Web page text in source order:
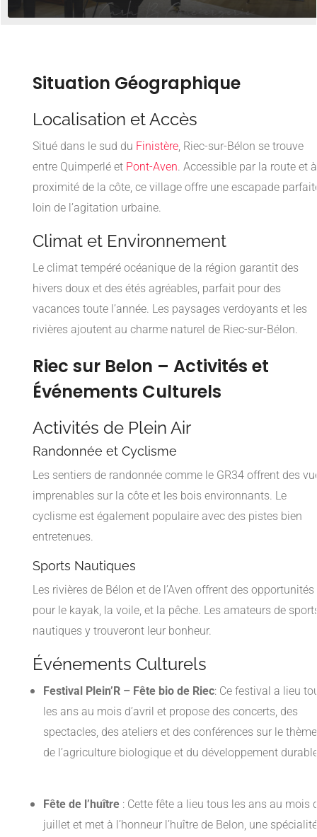
Situation Géographique
Localisation et Accès
Situé dans le sud du Finistère , Riec-sur-Bélon se trouve
entre Quimperlé et Pont-Aven . Accessible par la route et à
proximité de la côte, ce village offre une escapade
loin de l’agitation urbaine.
Climat et Environnement
Le climat tempéré océanique de la région garantit des
hivers doux et des étés agréables, parfait pour des
vacances toute l’année. Les paysages verdoyants et les
rivières ajoutent au charme naturel de Riec-sur-Bélon.
Riec sur Belon – Activités et
Événements Culturels
Activités de Plein Air
Randonnée et Cyclisme
Les sentiers de randonnée comme le GR34 offrent des
imprenables sur la côte et les bois environnants. Le
cyclisme est également populaire avec des pistes bien
entretenues.
Sports Nautiques
Les rivières de Bélon et de l’Aven offrent des opportunités
pour le kayak, la voile, et la pêche. Les amateurs de
nautiques y trouveront leur bonheur.
Événements Culturels
Festival Plein’R – Fête bio de Riec: Ce festival a lieu
les ans au mois d’avril et propose des concerts, des
spectacles, des ateliers et des conférences sur le thème
de l’agriculture biologique et du développement
Fête de l’huître : Cette fête a lieu tous les ans au mois
juillet et met à l’honneur l’huître de Belon, une spécialité